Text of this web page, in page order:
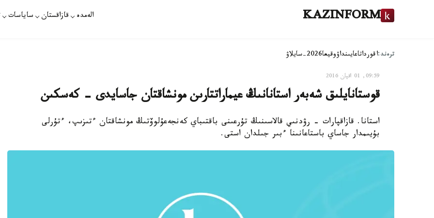
KAZINFORM الەمدە قازاقستان ساياسات
ترەند:اقورداتاعايىنداۋوقيعا2026-سايلاۋ
09:59, 01 اقپان 2016
قوستانايلىق شەبەر استانانىڭ عيماراتتارىن مونشاقتان جاسايدى - كەسكىن
استانا. قازاقپارات - رۋدنىي قالاسىنىڭ تۇرعىنى باقتىباي كەنجەعۇلوۆتىڭ مونشاقتان ءتىزىپ، ءتۇرلى
بۇيىمدار جاساي باستاعانىنا ءبىر جىلدان استى.